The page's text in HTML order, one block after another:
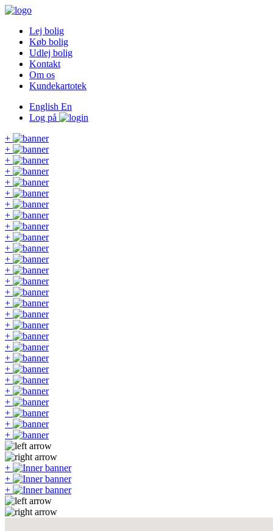
Lej bolig
Køb bolig
Udlej bolig
Kontakt
Om os
Kundekartotek
English En
Log på
+
+
+
+
+
+
+
+
+
+
+
+
+
+
+
+
+
+
+
+
+
+
+
+
+
+
+
+
+
+
+